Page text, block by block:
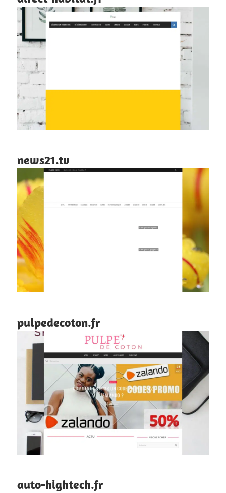
news21.tv
pulpedecoton.fr
auto-hightech.fr